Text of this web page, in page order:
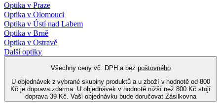
Optika v Praze
Optika v Olomouci
Optika v Ústí nad Labem
Optika v Brně
Optika v Ostravě
Další optiky
Všechny ceny vč. DPH a bez poštovného
U objednávek z vybrané skupiny produktů a u zboží v hodnotě od 800
Kč je doprava zdarma. U objednávek v hodnotě nižší než 800 Kč stojí
doprava 39 Kč. Vaši objednávku bude doručovat Zásilkovna